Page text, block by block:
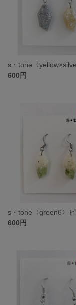
s・tone〈
600円
s・tone〈green6〉ピ
600円